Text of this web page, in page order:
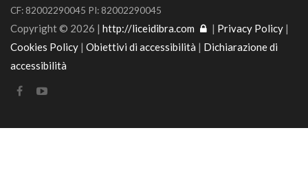
CF: 82002290045 PI: 82002290045
Copyright © 2026 | http://liceidibra.com | Privacy Policy |
Cookies Policy | Obiettivi di accessibilità | Dichiarazione di
accessibilità